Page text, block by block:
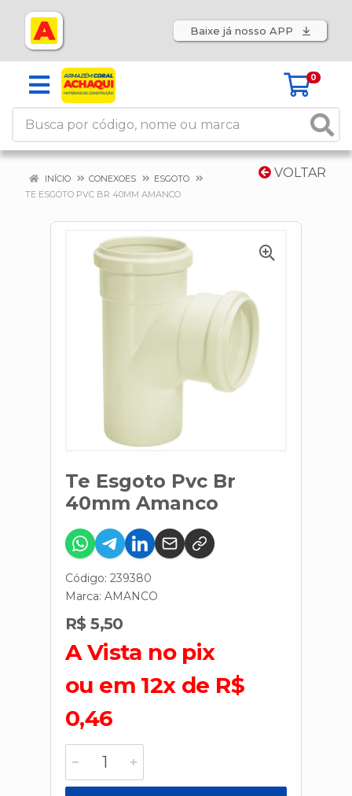
Baixe já nosso APP
0
VOLTAR
INÍCIO CONEXOES
ESGOTO
TE ESGOTO PVC BR 40MM AMANCO
Te Esgoto Pvc Br
40mm Amanco
Código: 239380
Marca: AMANCO
R$ 5,50
A Vista no pix
ou em 12x de R$
0,46